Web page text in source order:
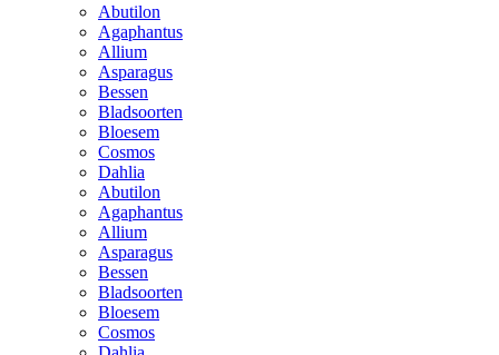
Abutilon
Agaphantus
Allium
Asparagus
Bessen
Bladsoorten
Bloesem
Cosmos
Dahlia
Abutilon
Agaphantus
Allium
Asparagus
Bessen
Bladsoorten
Bloesem
Cosmos